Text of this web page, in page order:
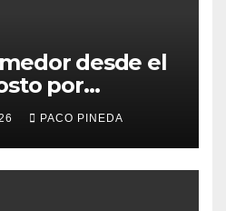
desde el
por
PACO PINEDA